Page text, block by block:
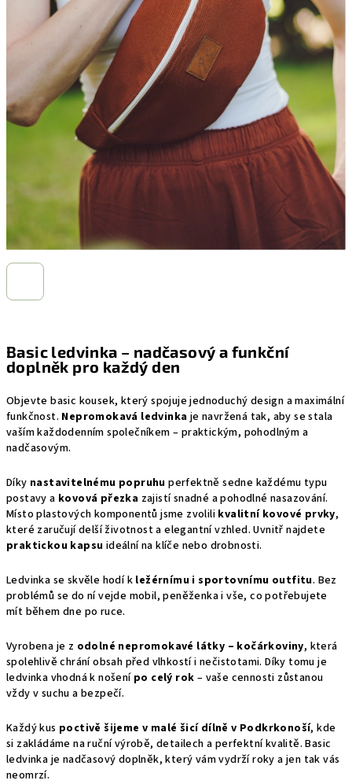
Basic ledvinka – nadčasový a funkční
doplněk pro každý den
Objevte basic kousek, který spojuje jednoduchý design a maximální
funkčnost. Nepromokavá ledvinka je navržená tak, aby se stala
vaším každodenním společníkem – praktickým, pohodlným a
nadčasovým.
Díky nastavitelnému popruhu perfektně sedne každému typu
postavy a kovová přezka zajistí snadné a pohodlné nasazování.
Místo plastových komponentů jsme zvolili kvalitní kovové prvky,
které zaručují delší životnost a elegantní vzhled. Uvnitř najdete
praktickou kapsu ideální na klíče nebo drobnosti.
Ledvinka se skvěle hodí k ležérnímu i sportovnímu outfitu. Bez
problémů se do ní vejde mobil, peněženka i vše, co potřebujete
mít během dne po ruce.
Vyrobena je z odolné nepromokavé látky – kočárkoviny, která
spolehlivě chrání obsah před vlhkostí i nečistotami. Díky tomu je
ledvinka vhodná k nošení po celý rok – vaše cennosti zůstanou
vždy v suchu a bezpečí.
Každý kus poctivě šijeme v malé šicí dílně v Podkrkonoší, kde
si zakládáme na ruční výrobě, detailech a perfektní kvalitě. Basic
ledvinka je nadčasový doplněk, který vám vydrží roky a jen tak vás
neomrzí.